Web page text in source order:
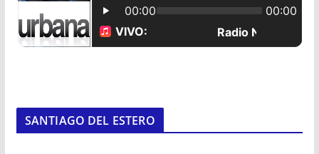
SANTIAGO DEL ESTERO